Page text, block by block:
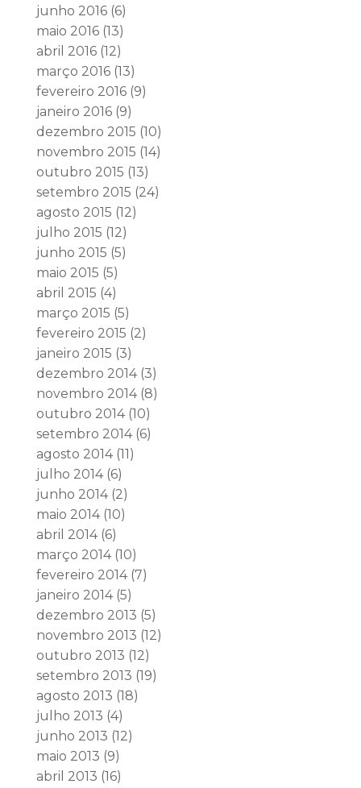
junho 2016(6)
maio 2016(13)
abril 2016(12)
março 2016(13)
fevereiro 2016(9)
janeiro 2016(9)
dezembro 2015 (10)
novembro 2015 (14)
outubro 2015 (13)
setembro 2015 (24)
agosto 2015 (12)
julho 2015 (12)
junho 2015 (5)
maio 2015 (5)
abril 2015 (4)
março 2015 (5)
fevereiro 2015 (2)
janeiro 2015 (3)
dezembro 2014(3)
novembro 2014(8)
outubro 2014(10)
setembro 2014(6)
agosto 2014(11)
julho 2014(6)
junho 2014(2)
maio 2014(10)
abril 2014(6)
março 2014(10)
fevereiro 2014(7)
janeiro 2014(5)
dezembro 2013 (5)
novembro 2013 (12)
outubro 2013 (12)
setembro 2013 (19)
agosto 2013 (18)
julho 2013 (4)
junho 2013 (12)
maio 2013 (9)
abril 2013 (16)